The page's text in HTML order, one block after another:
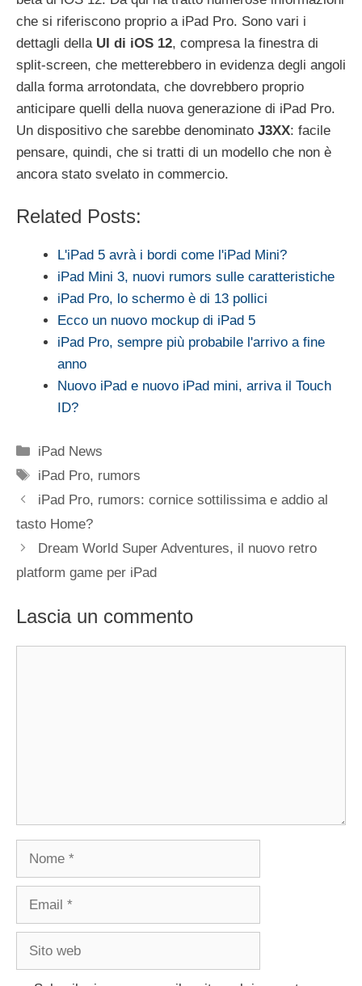
che si riferiscono proprio a iPad Pro. Sono vari i
dettagli della UI di iOS 12, compresa la finestra di
split-screen, che metterebbero in evidenza degli angoli
dalla forma arrotondata, che dovrebbero proprio
anticipare quelli della nuova generazione di iPad Pro.
Un dispositivo che sarebbe denominato J3XX: facile
pensare, quindi, che si tratti di un modello che non è
ancora stato svelato in commercio.
Related Posts:
L'iPad 5 avrà i bordi come l'iPad Mini?
iPad Mini 3, nuovi rumors sulle caratteristiche
iPad Pro, lo schermo è di 13 pollici
Ecco un nuovo mockup di iPad 5
iPad Pro, sempre più probabile l'arrivo a fine
anno
Nuovo iPad e nuovo iPad mini, arriva il Touch
ID?
Categorie
iPad News
Tag
iPad Pro, rumors
iPad Pro, rumors: cornice sottilissima e addio al
tasto Home?
Dream World Super Adventures, il nuovo retro
platform game per iPad
Lascia un commento
Nome
Email
Sito